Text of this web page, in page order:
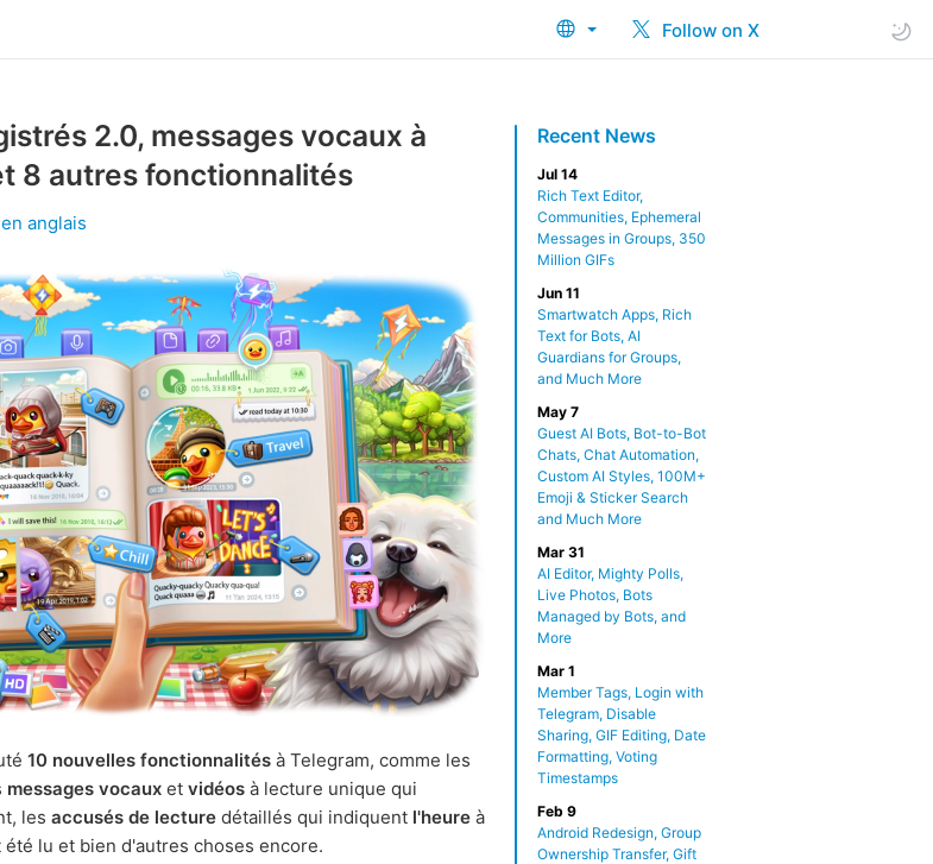
Follow on X
Recent News
Jul 14
Rich Text Editor,
Communities, Ephemeral
Messages in Groups, 350
Million GIFs
Jun 11
Smartwatch Apps, Rich
Text for Bots, AI
Guardians for Groups,
and Much More
May 7
Guest AI Bots, Bot-to-Bot
Chats, Chat Automation,
Custom AI Styles, 100M+
Emoji & Sticker Search
and Much More
Mar 31
AI Editor, Mighty Polls,
Live Photos, Bots
Managed by Bots, and
More
Mar 1
Member Tags, Login with
Telegram, Disable
Sharing, GIF Editing, Date
Formatting, Voting
Timestamps
Feb 9
Android Redesign, Group
Ownership Transfer, Gift
2.0, messages vocaux à
8 autres fonctionnalités
anglais
10 nouvelles fonctionnalités à Telegram, comme les
messages vocaux et vidéos à lecture unique qui
les accusés de lecture détaillés qui indiquent l'heure à
lu et bien d'autres choses encore.